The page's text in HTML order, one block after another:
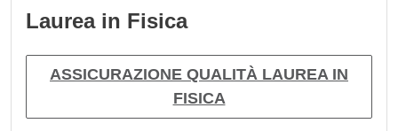
Laurea in Fisica
ASSICURAZIONE QUALITÀ LAUREA IN
FISICA